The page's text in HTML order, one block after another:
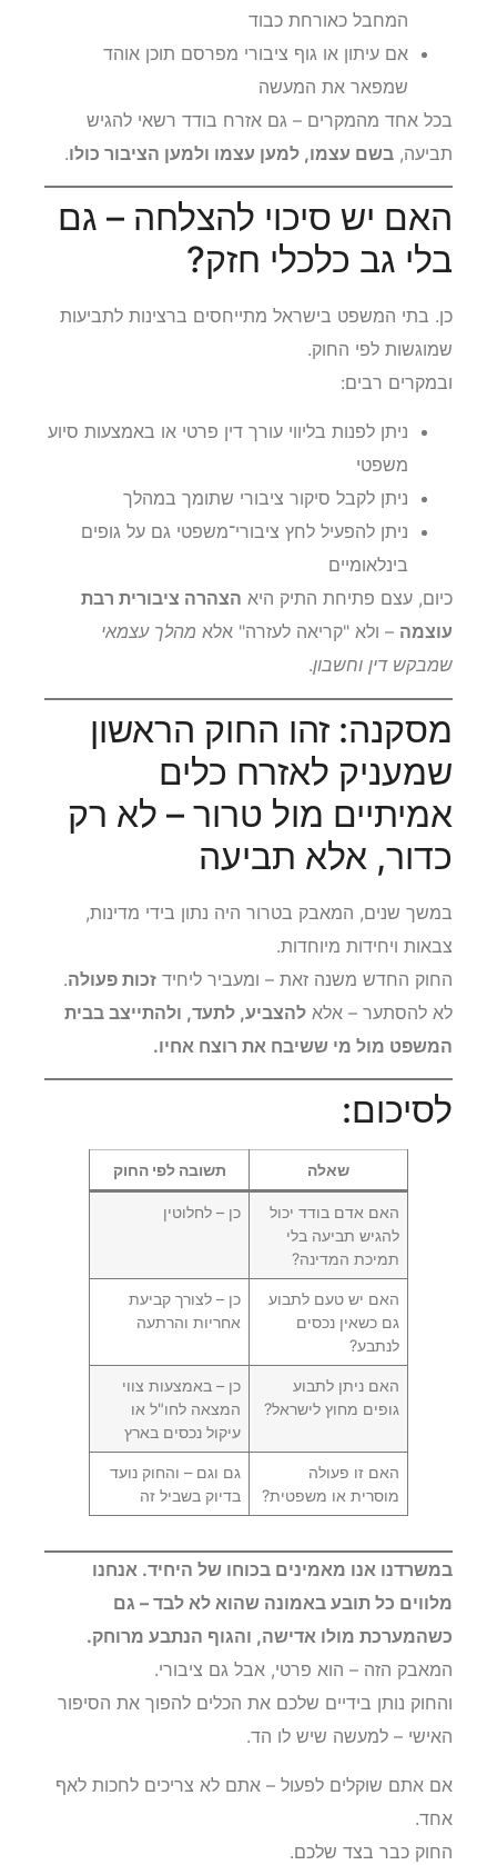
המחבל כאורחת כבוד
אם עיתון או גוף ציבורי מפרסם תוכן אוהד
שמפאר את המעשה
בכל אחד מהמקרים – גם אזרח בודד רשאי להגיש
תביעה, בשם עצמו, למען עצמו ולמען הציבור כולו.
האם יש סיכוי להצלחה – גם
בלי גב כלכלי חזק?
כן. בתי המשפט בישראל מתייחסים ברצינות לתביעות
שמוגשות לפי החוק.
ובמקרים רבים:
ניתן לפנות בליווי עורך דין פרטי או באמצעות סיוע
משפטי
ניתן לקבל סיקור ציבורי שתומך במהלך
ניתן להפעיל לחץ ציבורי־משפטי גם על גופים
בינלאומיים
כיום, עצם פתיחת התיק היא הצהרה ציבורית רבת
עוצמה – ולא "קריאה לעזרה" אלא מהלך עצמאי
שמבקש דין וחשבון.
מסקנה: זהו החוק הראשון
שמעניק לאזרח כלים
אמיתיים מול טרור – לא רק
כדור, אלא תביעה
במשך שנים, המאבק בטרור היה נתון בידי מדינות,
צבאות ויחידות מיוחדות.
החוק החדש משנה זאת – ומעביר ליחיד זכות פעולה.
לא להסתער – אלא להצביע, לתעד, ולהתייצב בבית
המשפט מול מי ששיבח את רוצח אחיו.
לסיכום:
שאלה תשובה לפי החוק
האם אדם בודד יכול
להגיש תביעה בלי
תמיכת המדינה?
כן – לחלוטין
האם יש טעם לתבוע
גם כשאין נכסים
לנתבע?
כן – לצורך קביעת
אחריות והרתעה
האם ניתן לתבוע
גופים מחוץ לישראל?
כן – באמצעות צווי
המצאה לחו"ל או
עיקול נכסים בארץ
האם זו פעולה
מוסרית או משפטית?
גם וגם – והחוק נועד
בדיוק בשביל זה
במשרדנו אנו מאמינים בכוחו של היחיד. אנחנו
מלווים כל תובע באמונה שהוא לא לבד – גם
כשהמערכת מולו אדישה, והגוף הנתבע מרוחק.
המאבק הזה – הוא פרטי, אבל גם ציבורי.
והחוק נותן בידיים שלכם את הכלים להפוך את הסיפור
האישי – למעשה שיש לו הד.
אם אתם שוקלים לפעול – אתם לא צריכים לחכות לאף
אחד.
החוק כבר בצד שלכם.